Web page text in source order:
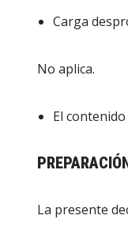
Carga
No aplica.
El
La presente